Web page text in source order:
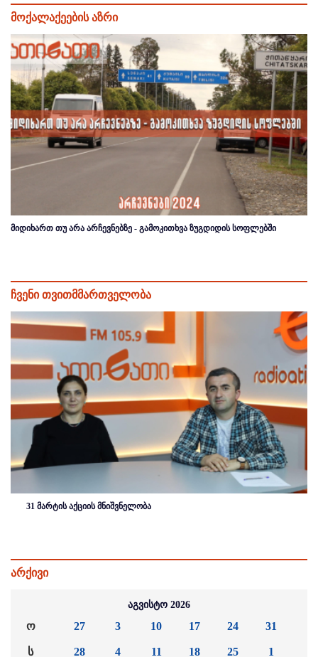
მოქალაქეების აზრი
მიდიხართ თუ არა არჩევნებზე - გამოკითხვა ზუგდიდის სოფლებში
ჩვენი თვითმმართველობა
31 მარტის აქციის მნიშვნელობა
არქივი
აგვისტო 2026
ო
ს
27
28
3
4
10
11
17
18
24
25
31
1